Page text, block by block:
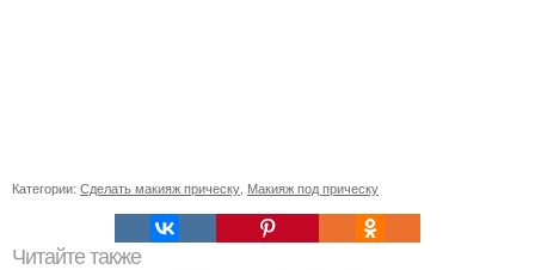
Категории: Сделать макияж прическу Макияж под прическу
Читайте также